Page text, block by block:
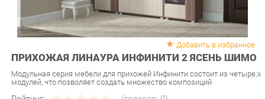
Добавить в избранное
ПРИХОЖАЯ ЛИНАУРА ИНФИНИТИ 2 ЯСЕНЬ ШИМО
Модульная серия мебели для прихожей Инфинити состоит из четырe;х
модулей, что позволяет создать множество композиций
Рейтинг: (голосов:0)